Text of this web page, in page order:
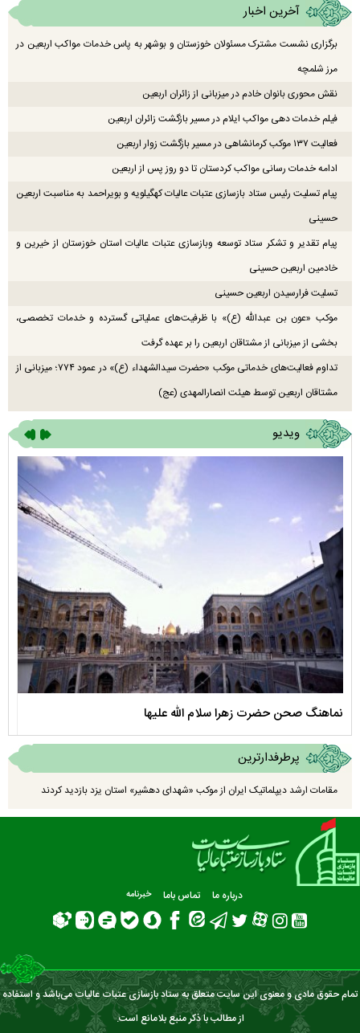
آخرین اخبار
برگزاری نشست مشترک مسئولان خوزستان و بوشهر به پاس خدمات مواکب اربعین در
مرز شلمچه
نقش محوری بانوان خادم در میزبانی از زائران اربعین
فیلم خدمات دهی مواکب ایلام در مسیر بازگشت زائران اربعین
فعالیت ۱۳۷ موکب کرمانشاهی در مسیر بازگشت زوار اربعین
ادامه خدمات رسانی مواکب کردستان تا دو روز پس از اربعین
پیام تسلیت رئیس ستاد بازسازی عتبات عالیات کهگیلویه و بویراحمد به مناسبت اربعین
حسینی
پیام تقدیر و تشکر ستاد توسعه وبازسازی عتبات عالیات استان خوزستان از خیرین و
خادمین اربعین حسینی
تسلیت فرارسیدن اربعین حسینی
موکب «عون بن عبدالله (ع)» با ظرفیت‌های عملیاتی گسترده و خدمات تخصصی،
بخشی از میزبانی از مشتاقان اربعین را بر عهده گرفت
تداوم فعالیت‌های خدماتی موکب «حضرت سیدالشهداء (ع)» در عمود ۷۷۴؛ میزبانی از
مشتاقان اربعین توسط هیئت انصارالمهدی (عج)
ویدیو
نماهنگ صحن حضرت زهرا سلام الله علیها
پرطرفدارترین
مقامات ارشد دیپلماتیک ایران از موکب «شهدای دهشیر» استان یزد بازدید کردند
درباره ما تماس باما خبرنامه
تمام حقوق مادی و معنوی این سایت متعلق به ستاد بازسازی عتبات عالیات می‌باشد و استفاده
از مطالب با ذکر منبع بلامانع است.